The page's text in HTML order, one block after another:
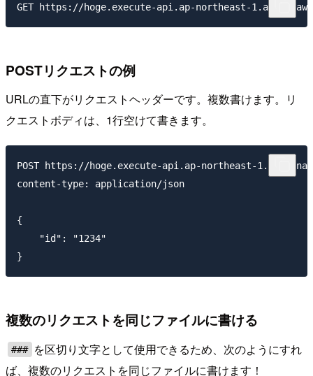
POSTリクエストの例
URLの直下がリクエストヘッダーです。複数書けます。リ
クエストボディは、1行空けて書きます。
POST https://hoge.execute-api.ap-northeast-
content-type: application/json
{
    "id": "1234"
複数のリクエストを同じファイルに書ける
###
を区切り文字として使用できるため、次のようにすれ
ば、複数のリクエストを同じファイルに書けます！